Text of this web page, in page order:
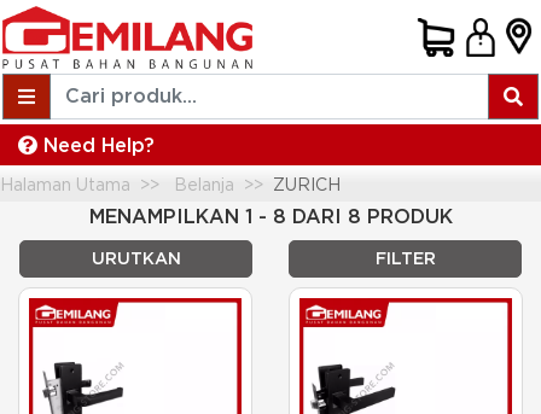
Need Help?
Halaman Utama Belanja ZURICH
MENAMPILKAN 1 - 8 DARI 8 PRODUK
URUTKAN FILTER